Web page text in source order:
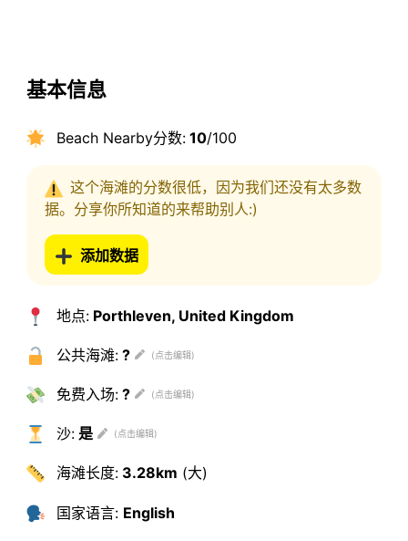
基本信息
Beach Nearby分数:10/100
这个海滩的分数很低，因为我们还没有太多数
据。分享你所知道的来帮助别人:)
添加数据
地点:Porthleven, United Kingdom
公共海滩:?
免费入场:?
沙:是
海滩长度:3.28km (大)
国家语言: English